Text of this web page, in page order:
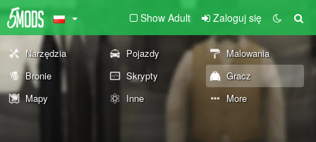
Show Adult Zaloguj się
Narzędzia Pojazdy
Malowania
Bronie
Skrypty
Gracz
Mapy
Inne More